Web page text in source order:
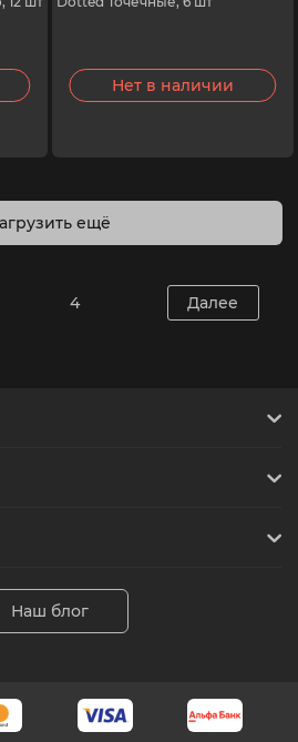
Нет в наличии
ещё
4 Далее
Наш блог